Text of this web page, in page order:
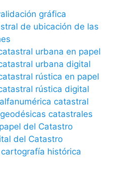
gráfica
de ubicación de las
urbana en papel
urbana digital
rústica en papel
rústica digital
catastral
catastrales
del Catastro
del Catastro
histórica